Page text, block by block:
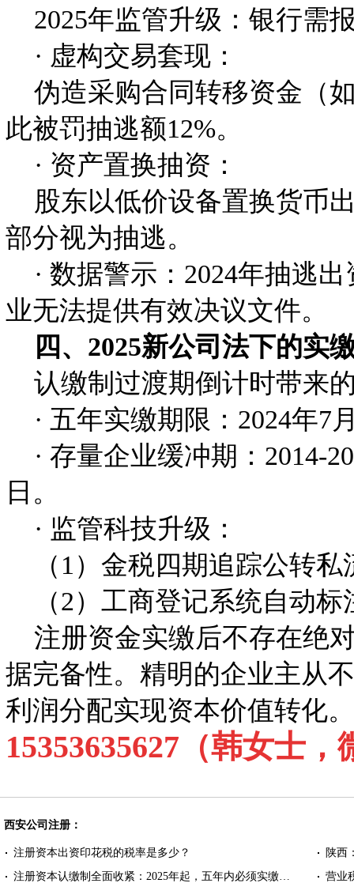
2025年监管升级：银行需
· 虚构交易套现：
伪造采购合同转移资金（
此被罚抽逃额12%。
· 资产置换抽资：
股东以低价设备置换货币
部分视为抽逃。
· 数据警示：2024年抽逃
业无法提供有效决议文件。
四、2025新公司法下的实
认缴制过渡期倒计时带来
· 五年实缴期限：2024年7
· 存量企业缓冲期：2014-
日。
· 监管科技升级：
（1）金税四期追踪公转私
（2）工商登记系统自动标
注册资金实缴后不存在绝
据完备性。精明的企业主从
利润分配实现资本价值转化
15353635627（韩女士
西安公司注册：
注册资本出资印花税的税率是多少？
陕西
注册资本认缴制全面收紧：2025年起，五年内必须实缴…
营业